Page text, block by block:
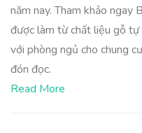
năm nay. Tham khảo ngay
được làm từ chất liệu gỗ tự
với phòng ngủ cho chung
đón đọc.
Read More